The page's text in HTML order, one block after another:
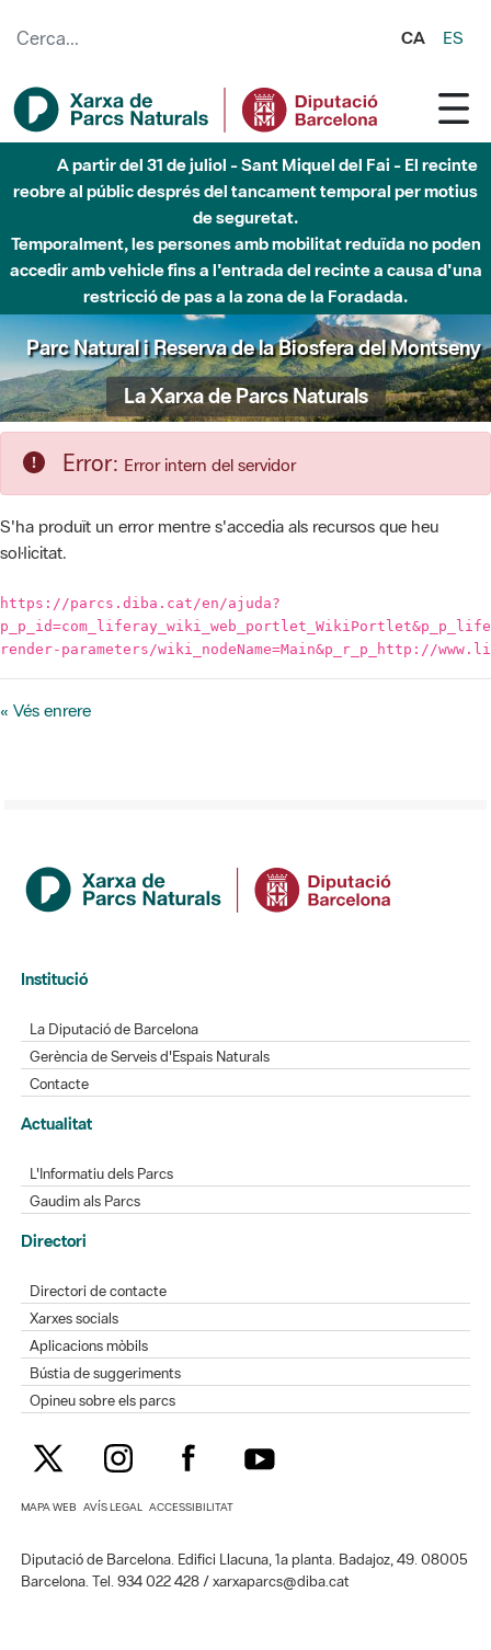
CA ES
Fins al desembre de 2026 - Parc Fluvial Besòs -
Afectacions a la llera del Parc Fluvial del Besòs degut a
obres de construcció d'una passera sobre el riu
Parc Natural de Sant Llorenç del Munt i l'Obac
La Xarxa de Parcs Naturals
Error: Error intern del servidor
S'ha produït un error mentre s'accedia als recursos que heu
sol·licitat.
https://parcs.diba.cat/en/ajuda?
« Vés enrere
Institució
Gerència de Serveis d'Espais Naturals
Actualitat
L'Informatiu dels Parcs
Gaudim als Parcs
Directori de contacte
Xarxes socials
Bústia de suggeriments
Opineu sobre els parcs
Barcelona. Tel. 934 022 428 / xarxaparcs@diba.cat